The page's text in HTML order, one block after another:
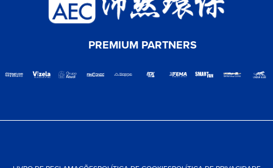
PREMIUM PARTNERS